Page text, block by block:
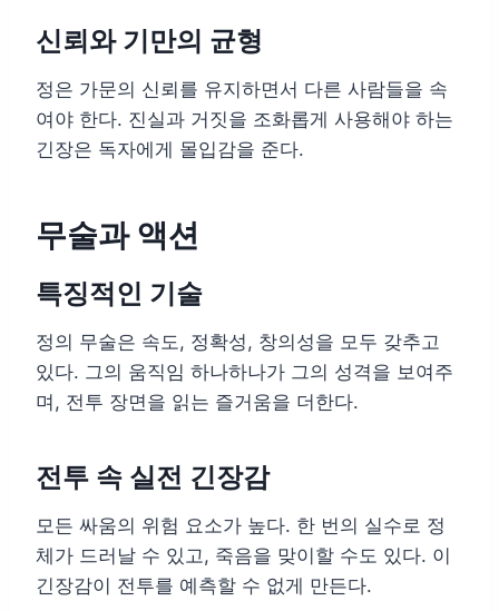
신뢰와 기만의 균형
정은 가문의 신뢰를 유지하면서 다른 사람들을 속
여야 한다. 진실과 거짓을 조화롭게 사용해야 하는
긴장은 독자에게 몰입감을 준다.
무술과 액션
특징적인 기술
정의 무술은 속도, 정확성, 창의성을 모두 갖추고
있다. 그의 움직임 하나하나가 그의 성격을 보여주
며, 전투 장면을 읽는 즐거움을 더한다.
전투 속 실전 긴장감
모든 싸움의 위험 요소가 높다. 한 번의 실수로 정
체가 드러날 수 있고, 죽음을 맞이할 수도 있다. 이
긴장감이 전투를 예측할 수 없게 만든다.